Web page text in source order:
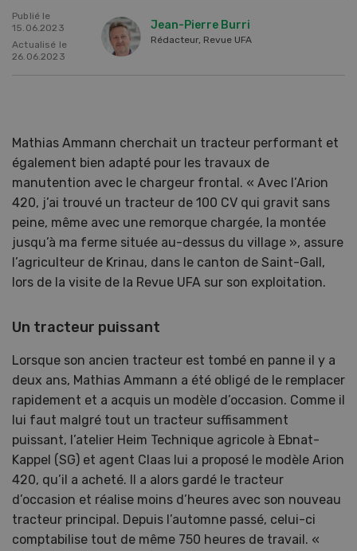
Publié le
15.06.2023
Actualisé le
26.06.2023
Jean-Pierre Burri
Rédacteur, Revue UFA
Mathias Ammann cherchait un tracteur performant et
également bien adapté pour les travaux de
manutention avec le chargeur frontal. « Avec l’Arion
420, j’ai trouvé un tracteur de 100 CV qui gravit sans
peine, même avec une remorque chargée, la montée
jusqu’à ma ferme située au-dessus du village », assure
l’agriculteur de Krinau, dans le canton de Saint-Gall,
lors de la visite de la Revue UFA sur son exploitation.
Un tracteur puissant
Lorsque son ancien tracteur est tombé en panne il y a
deux ans, Mathias Ammann a été obligé de le remplacer
rapidement et a acquis un modèle d’occasion. Comme il
lui faut malgré tout un tracteur suffisamment
puissant, l’atelier Heim Technique agricole à Ebnat-
Kappel (SG) et agent Claas lui a proposé le modèle Arion
420, qu’il a acheté. Il a alors gardé le tracteur
d’occasion et réalise moins d’heures avec son nouveau
tracteur principal. Depuis l’automne passé, celui-ci
comptabilise tout de même 750 heures de travail. «